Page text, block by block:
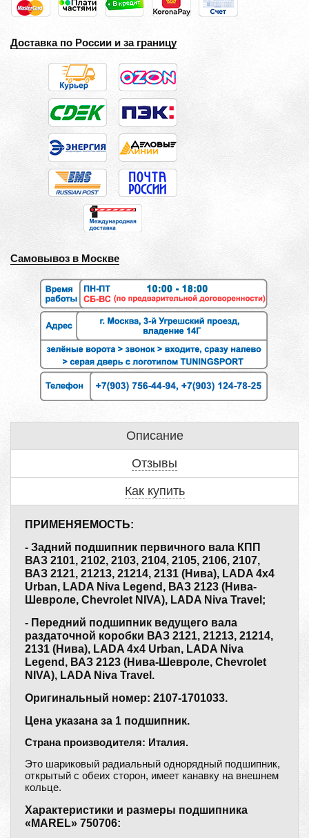
Доставка по России и за границу
Самовывоз в Москве
Описание
Отзывы
Как купить
ПРИМЕНЯЕМОСТЬ:
- Задний подшипник первичного вала КПП
ВАЗ 2101, 2102, 2103, 2104, 2105, 2106, 2107,
ВАЗ 2121, 21213, 21214, 2131 (Нива), LADA 4x4
Urban, LADA Niva Legend, ВАЗ 2123 (Нива-
Шевроле, Chevrolet NIVA), LADA Niva Travel;
- Передний подшипник ведущего вала
раздаточной коробки ВАЗ 2121, 21213, 21214,
2131 (Нива), LADA 4x4 Urban, LADA Niva
Legend, ВАЗ 2123 (Нива-Шевроле, Chevrolet
NIVA), LADA Niva Travel.
Оригинальный номер: 2107-1701033.
Цена указана за 1 подшипник.
Страна производителя: Италия.
Это шариковый радиальный однорядный подшипник,
открытый с обеих сторон, имеет канавку на внешнем
кольце.
Характеристики и размеры подшипника
«MAREL» 750706: